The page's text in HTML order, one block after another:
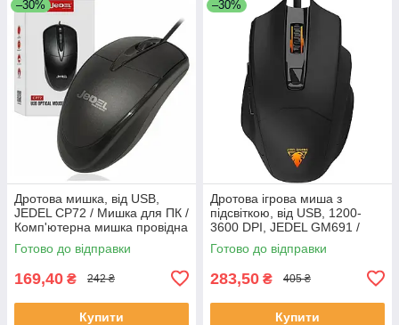
–30%
Дротова мишка, від USB,
JEDEL CP72 / Мишка для ПК /
Комп'ютерна мишка провідна
/ Мишка для комп'ютера
Готово до відправки
169,40 ₴ 242 ₴
Купити
–30%
Дротова ігрова миша з
підсвіткою, від USB, 1200-
3600 DPI, JEDEL GM691 /
Комп'ютерна мишка / Мишка
для комп'ютера
Готово до відправки
283,50 ₴ 405 ₴
Купити